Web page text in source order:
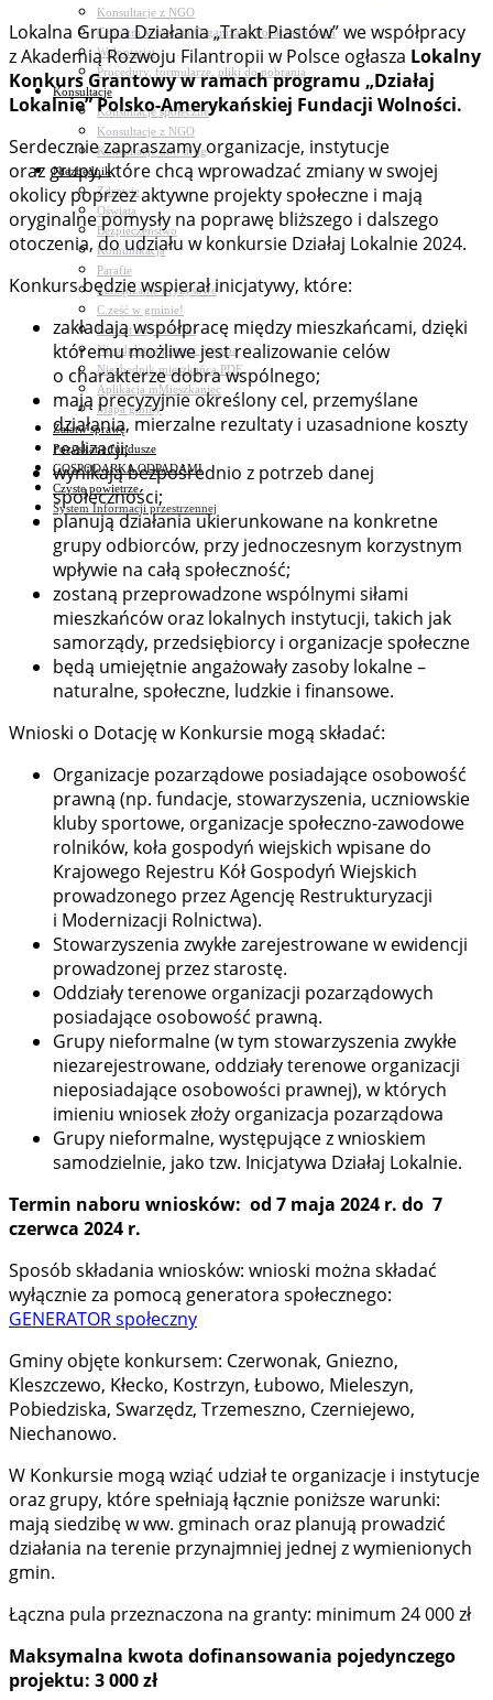
Konsultacje z NGO
Centrum Wsparcia Organizacji Pozarządowych
Wolontariat
Procedury, formularze, pliki do pobrania
Konsultacje
Konsultacje społeczne
Konsultacje z NGO
Konsultacje dot. dróg
Niezbędnik
Zdrowie
Oświata
Bezpieczeństwo
Komunikacja
Parafie
Zarządzanie kryzysowe
C.ześć w gminie!
Budżet obywatelski
Nieodpłatna pomoc prawna
Niezbędnik mieszkańca PDF
Aplikacja mMieszkaniec
Mapa gminy
Załatw sprawę
Pozyskane fundusze
GOSPODARKA ODPADAMI
Czyste powietrze
System Informacji przestrzennej
Lokalna Grupa Działania „Trakt Piastów” we współpracy
z Akademią Rozwoju Filantropii w Polsce ogłasza Lokalny
Konkurs Grantowy w ramach programu „Działaj
Lokalnie” Polsko-Amerykańskiej Fundacji Wolności.
Serdecznie zapraszamy organizacje, instytucje
oraz grupy, które chcą wprowadzać zmiany w swojej
okolicy poprzez aktywne projekty społeczne i mają
oryginalne pomysły na poprawę bliższego i dalszego
otoczenia, do udziału w konkursie Działaj Lokalnie 2024.
Konkurs będzie wspierał inicjatywy, które:
zakładają współpracę między mieszkańcami, dzięki
któremu możliwe jest realizowanie celów
o charakterze dobra wspólnego;
mają precyzyjnie określony cel, przemyślane
działania, mierzalne rezultaty i uzasadnione koszty
realizacji;
wynikają bezpośrednio z potrzeb danej
społeczności;
planują działania ukierunkowane na konkretne
grupy odbiorców, przy jednoczesnym korzystnym
wpływie na całą społeczność;
zostaną przeprowadzone wspólnymi siłami
mieszkańców oraz lokalnych instytucji, takich jak
samorządy, przedsiębiorcy i organizacje społeczne
będą umiejętnie angażowały zasoby lokalne –
naturalne, społeczne, ludzkie i finansowe.
Wnioski o Dotację w Konkursie mogą składać:
Organizacje pozarządowe posiadające osobowość
prawną (np. fundacje, stowarzyszenia, uczniowskie
kluby sportowe, organizacje społeczno-zawodowe
rolników, koła gospodyń wiejskich wpisane do
Krajowego Rejestru Kół Gospodyń Wiejskich
prowadzonego przez Agencję Restrukturyzacji
i Modernizacji Rolnictwa).
Stowarzyszenia zwykłe zarejestrowane w ewidencji
prowadzonej przez starostę.
Oddziały terenowe organizacji pozarządowych
posiadające osobowość prawną.
Grupy nieformalne (w tym stowarzyszenia zwykłe
niezarejestrowane, oddziały terenowe organizacji
nieposiadające osobowości prawnej), w których
imieniu wniosek złoży organizacja pozarządowa
Grupy nieformalne, występujące z wnioskiem
samodzielnie, jako tzw. Inicjatywa Działaj Lokalnie.
Termin naboru wniosków: od 7 maja 2024 r. do 7
czerwca 2024 r.
Sposób składania wniosków: wnioski można składać
wyłącznie za pomocą generatora społecznego:
GENERATOR społeczny
Gminy objęte konkursem: Czerwonak, Gniezno,
Kleszczewo, Kłecko, Kostrzyn, Łubowo, Mieleszyn,
Pobiedziska, Swarzędz, Trzemeszno, Czerniejewo,
Niechanowo.
W Konkursie mogą wziąć udział te organizacje i instytucje
oraz grupy, które spełniają łącznie poniższe warunki:
mają siedzibę w ww. gminach oraz planują prowadzić
działania na terenie przynajmniej jednej z wymienionych
gmin.
Łączna pula przeznaczona na granty: minimum 24 000 zł
Maksymalna kwota dofinansowania pojedynczego
projektu: 3 000 zł